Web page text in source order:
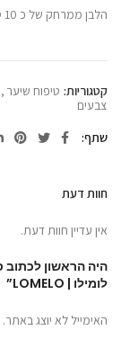
הלבן ממרחק של כ 10 ס"מ.
קטגוריות: טיפוח שיער ,
צבעים
שתף
חוות דעת
אין עדיין חוות דעת.
לומילו | LOMELO”
האימייל לא יוצג באתר.